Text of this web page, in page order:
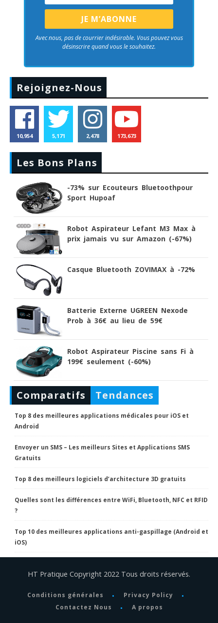
Avec nous, pas de courrier indésirable. Vous pouvez vous
désinscrire quand vous le souhaitez.
Rejoignez-Nous
10,954 5,171 2,478 173,673
Les Bons Plans
-73% sur Ecouteurs Bluetoothpour
Sport Hupoaf
Robot Aspirateur Lefant M3 Max à
prix jamais vu sur Amazon (-67%)
Casque Bluetooth ZOVIMAX à -72%
Batterie Externe UGREEN Nexode
Prob à 36€ au lieu de 59€
Robot Aspirateur Piscine sans Fi à
199€ seulement (-60%)
Comparatifs Tendances
Top 8 des meilleures applications médicales pour iOS et
Android
Envoyer un SMS – Les meilleurs Sites et Applications SMS
Gratuits
Top 8 des meilleurs logiciels d’architecture 3D gratuits
Quelles sont les différences entre WiFi, Bluetooth, NFC et RFID
?
Top 10 des meilleures applications anti-gaspillage (Android et
iOS)
HT Pratique Copyright 2022 Tous droits réservés.
Conditions générales
Privacy Policy
Contactez Nous
A propos